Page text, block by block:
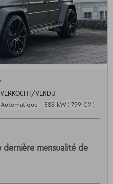
VENDU
Automatique 588 kW ( 799 CV )
dernière mensualité de